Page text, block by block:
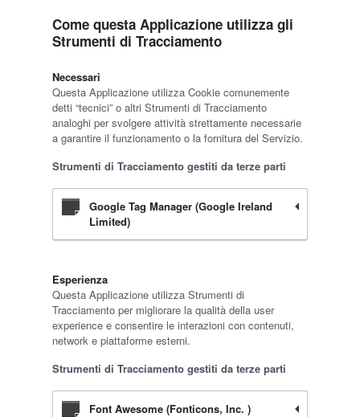
Come questa Applicazione utilizza gli
Strumenti di Tracciamento
Necessari
Questa Applicazione utilizza Cookie comunemente
detti “tecnici” o altri Strumenti di Tracciamento
analoghi per svolgere attività strettamente necessarie
a garantire il funzionamento o la fornitura del Servizio.
Strumenti di Tracciamento gestiti da terze parti
Google Tag Manager (Google Ireland
Limited)
Esperienza
Questa Applicazione utilizza Strumenti di
Tracciamento per migliorare la qualità della user
experience e consentire le interazioni con contenuti,
network e piattaforme esterni.
Strumenti di Tracciamento gestiti da terze parti
Font Awesome (Fonticons, Inc. )